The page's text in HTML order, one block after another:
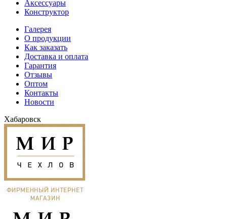
Аксессуары
Конструктор
Галерея
О продукции
Как заказать
Доставка и оплата
Гарантия
Отзывы
Оптом
Контакты
Новости
Хабаровск